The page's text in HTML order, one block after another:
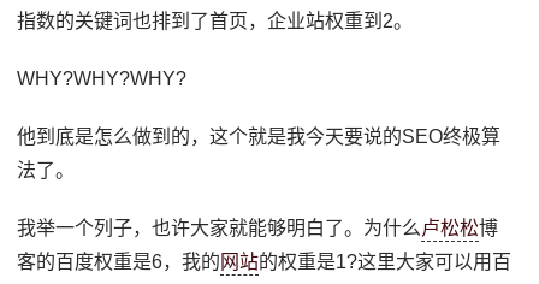
指数的关键词也排到了首页，企业站权重到2。
WHY?WHY?WHY?
他到底是怎么做到的，这个就是我今天要说的SEO终极算
法了。
我举一个列子，也许大家就能够明白了。为什么 卢松松博
客的百度权重是6，我的 网站的权重是1?这里大家可以用百